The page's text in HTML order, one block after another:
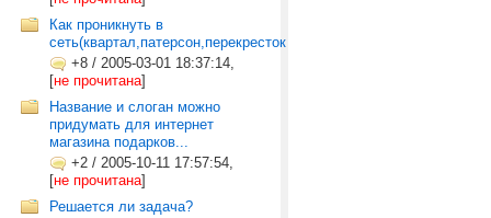
Как проникнуть в
сеть(квартал,патерсон,перекресток
+8 / 2005-03-01 18:37:14,
[не прочитана]
Название и слоган можно
придумать для интернет
магазина подарков...
+2 / 2005-10-11 17:57:54,
[не прочитана]
Решается ли задача?